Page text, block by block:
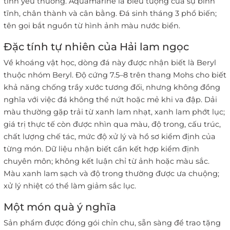
tĩnh, chân thành và cân bằng. Đá sinh tháng 3 phổ biến;
tên gọi bắt nguồn từ hình ảnh màu nước biển.
Đặc tính tự nhiên của Hải lam ngọc
Về khoáng vật học, dòng đá này được nhận biết là Beryl
thuộc nhóm Beryl. Độ cứng 7.5–8 trên thang Mohs cho biết
khả năng chống trầy xước tương đối, nhưng không đồng
nghĩa với việc đá không thể nứt hoặc mẻ khi va đập. Dải
màu thường gặp trải từ xanh lam nhạt, xanh lam phớt lục;
giá trị thực tế còn được nhìn qua màu, độ trong, cấu trúc,
chất lượng chế tác, mức độ xử lý và hồ sơ kiểm định của
từng món. Dữ liệu nhận biết cần kết hợp kiểm định
chuyên môn; không kết luận chỉ từ ảnh hoặc màu sắc.
Màu xanh lam sạch và độ trong thường được ưa chuộng;
xử lý nhiệt có thể làm giảm sắc lục.
Một món quà ý nghĩa
Sản phẩm được đóng gói chỉn chu, sẵn sàng để trao tặng